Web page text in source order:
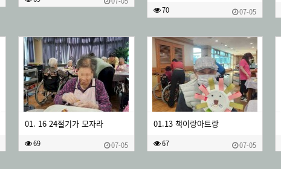
70 07-05
01. 16 24절기가 모자라
69 07-05
01.13 책이랑아트랑
67 07-05